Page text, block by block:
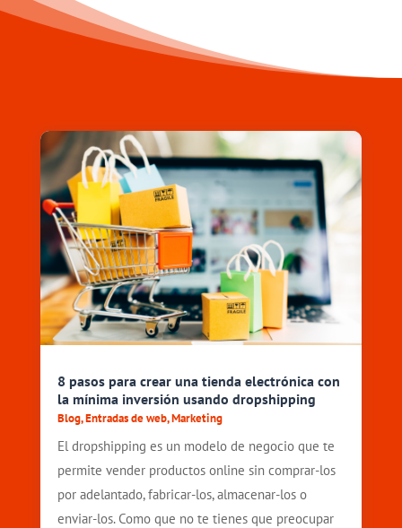
8 pasos para crear una tienda electrónica con
la mínima inversión usando dropshipping
Blog,Entradas de web,Marketing
El dropshipping es un modelo de negocio que te
permite vender productos online sin comprar-los
por adelantado, fabricar-los, almacenar-los o
enviar-los. Como que no te tienes que preocupar